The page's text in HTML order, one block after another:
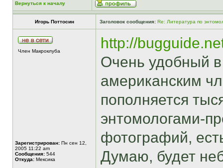
Вернуться к началу
Игорь Поттосин Заголовок сообщения: Re: Литература по
Член Макроклуба
Зарегистрирован: Пн сен 12,
2005 11:22 am
Сообщения: 544
Откуда: Мексика
http://
Очень удобный в
американским
пополняется
энтомологами-
фотографий,
Думаю, будет